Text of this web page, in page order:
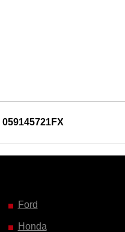
059145721FX
Ford
Honda